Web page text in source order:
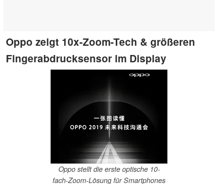
Oppo zeigt 10x-Zoom-Tech & größeren
Fingerabdrucksensor im Display
Oppo stellt die erste optische 10-
fach-Zoom-Lösung für Smartphones